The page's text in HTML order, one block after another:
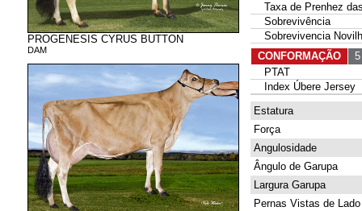
PROGENESIS CYRUS BUTTON
DAM
Taxa de Prenhez
Sobrevivência
Sobrevivencia
CONFORMAÇÃO
5
PTAT
Index Úbere Jersey
Estatura
Força
Angulosidade
Ângulo de Garupa
Largura Garupa
Pernas Vistas de Lado